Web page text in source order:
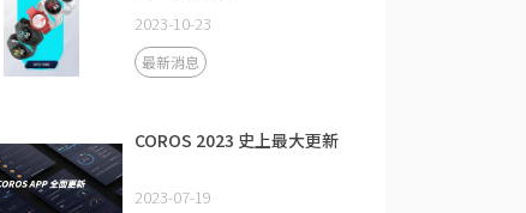
2023-10-23
最新消息
COROS 2023 史上最大更新
2023-07-19